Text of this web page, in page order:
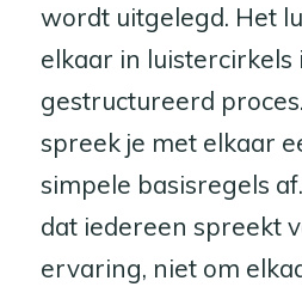
wordt uitgelegd. Het
elkaar in luistercirkels
gestructureerd
spreek je met elkaar
simpele basisregels
dat iedereen spreekt
ervaring, niet om